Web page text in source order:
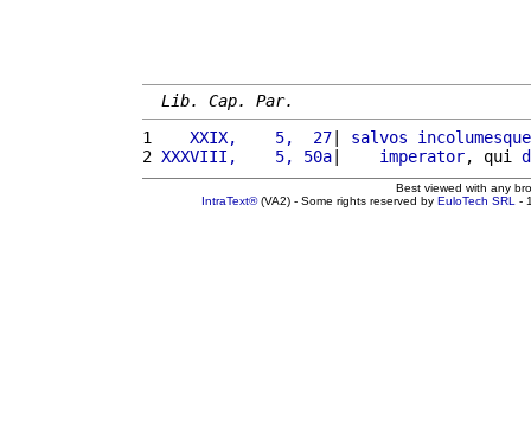
Lib. Cap. Par.
1
   XXIX,    5,  27
| salvos
incolumesque
2 XXXVIII,    5, 50a| imperator, qui
Best viewed with any
IntraText®(VA2) - Some rights reserved by EuloTech SRL -